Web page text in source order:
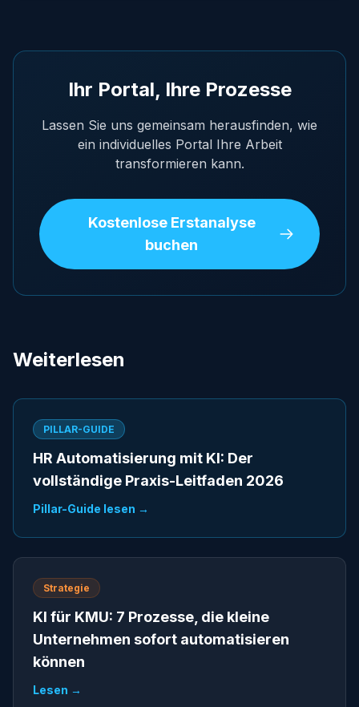
Ihr Portal, Ihre Prozesse
Lassen Sie uns gemeinsam herausfinden, wie
ein individuelles Portal Ihre Arbeit
transformieren kann.
Kostenlose Erstanalyse
buchen
Weiterlesen
PILLAR-GUIDE
HR Automatisierung mit KI: Der
vollständige Praxis-Leitfaden 2026
Pillar-Guide lesen →
Strategie
KI für KMU: 7 Prozesse, die kleine
Unternehmen sofort automatisieren
können
Lesen →